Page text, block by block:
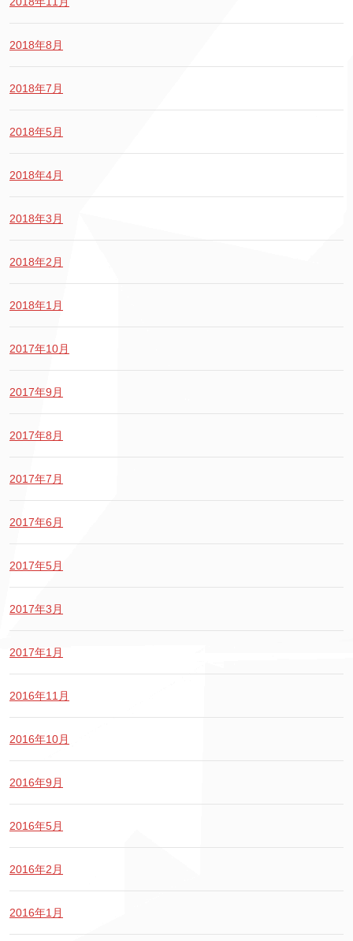
2018年8月
2018年7月
2018年5月
2018年4月
2018年3月
2018年2月
2018年1月
2017年10月
2017年9月
2017年8月
2017年7月
2017年6月
2017年5月
2017年3月
2017年1月
2016年11月
2016年10月
2016年9月
2016年5月
2016年2月
2016年1月